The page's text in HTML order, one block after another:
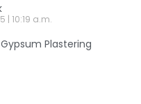
10:19 a.m.
Plastering